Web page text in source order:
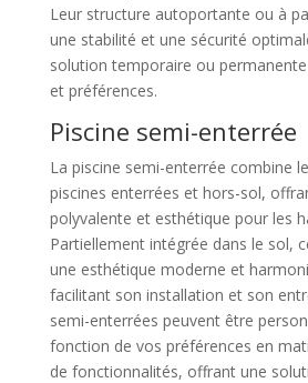
Leur structure autoportante ou à
une stabilité et une sécurité
solution temporaire ou
et préférences.
Piscine semi-enterrée
La piscine semi-enterrée combine
piscines enterrées et hors-sol,
polyvalente et esthétique pour les
Partiellement intégrée dans le sol,
une esthétique moderne et
facilitant son installation et son
semi-enterrées peuvent être
fonction de vos préférences en
de fonctionnalités, offrant une